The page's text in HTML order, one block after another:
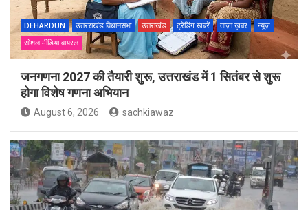
DEHARDUN उत्तरराखंड विधानसभा उत्तराखंड ट्रेंडिंग खबरें ताज़ा ख़बर
न्यूज़
सोशल मीडिया वायरल
जनगणना 2027 की तैयारी शुरू, उत्तराखंड में 1 सितंबर से शुरू
होगा विशेष गणना अभियान
August 6, 2026 sachkiawaz